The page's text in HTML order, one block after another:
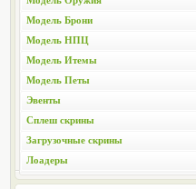
Модель Брони
Модель НПЦ
Модель Итемы
Модель Петы
Эвенты
Сплеш скрины
Загрузочные скрины
Лоадеры